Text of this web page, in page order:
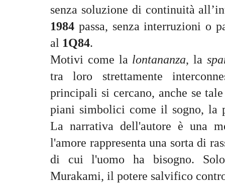
senza soluzione di continuità
1984 passa, senza interruzioni o
al 1Q84.
Motivi come la lontananza, la
tra loro strettamente
principali si cercano, anche se
piani simbolici come il sogno, la
La narrativa dell'autore è una
l'amore rappresenta una sorta di
di cui l'uomo ha bisogno.
Murakami, il potere salvifico